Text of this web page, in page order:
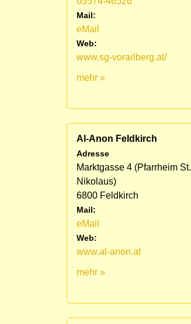
Mail:
eMail
Web:
www.sg-vorarlberg.at/
mehr »
Al-Anon Feldkirch
Adresse
Marktgasse 4 (Pfarrheim St.
Nikolaus)
6800 Feldkirch
Mail:
eMail
Web:
www.al-anon.at
mehr »